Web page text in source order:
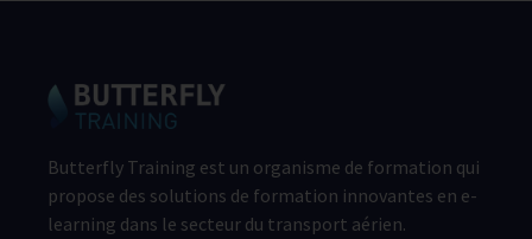
Butterfly Training est un organisme de formation qui
propose des solutions de formation innovantes en e-
learning dans le secteur du transport aérien.